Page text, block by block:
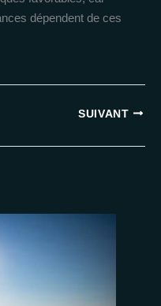
dépendent de ces
SUIVANT